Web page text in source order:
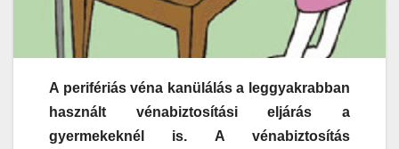
A perifériás véna kanülálás a leggyakrabban
használt vénabiztosítási eljárás a
gyermekeknél is. A vénabiztosítás